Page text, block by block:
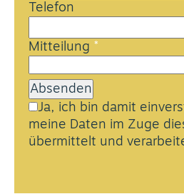
Telefon
Mitteilung *
Absenden
Ja, ich bin damit
meine Daten im Zuge
übermittelt und